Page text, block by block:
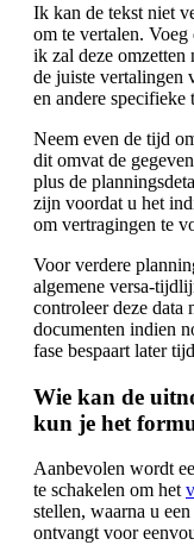
Ik kan de tekst niet
om te vertalen.
ik zal deze
de juiste vertalingen
en andere specifieke
Neem even de tijd
dit omvat de
plus de
zijn voordat u het
om vertragingen te
Voor verdere
algemene versa-
controleer deze data
documenten indien
fase bespaart later
Wie kan de
kun je het
Aanbevolen wordt
te schakelen om het
stellen, waarna u
ontvangt voor